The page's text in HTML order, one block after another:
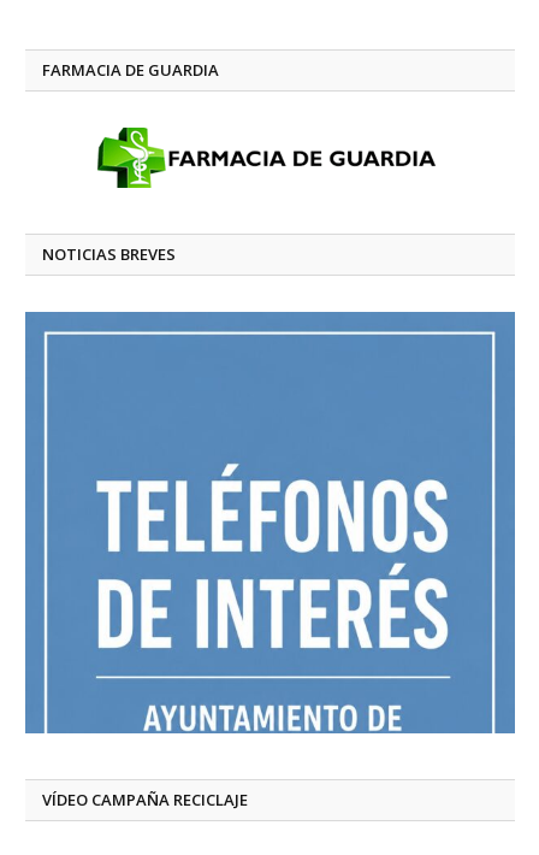
FARMACIA DE GUARDIA
NOTICIAS BREVES
VÍDEO CAMPAÑA RECICLAJE